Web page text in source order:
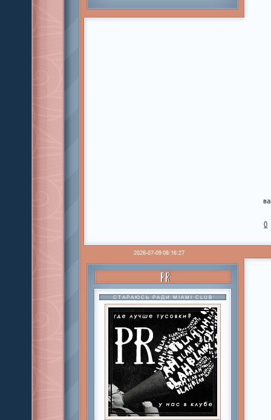
0
2026-07-09 08:16:27
PR
СТАРАЮСЬ РАДИ MIAMI CLUB